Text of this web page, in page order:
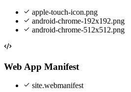
apple-touch-icon.png
android-chrome-192x192.png
android-chrome-512x512.png
Web App Manifest
site.webmanifest